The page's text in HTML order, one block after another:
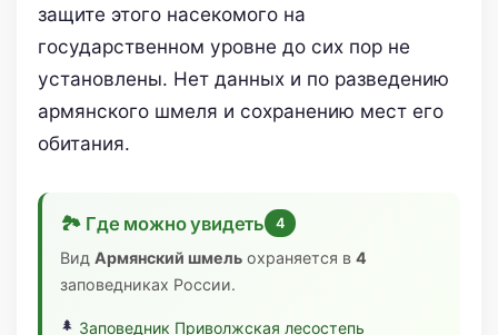
защите этого насекомого на
государственном уровне до сих пор не
установлены. Нет данных и по разведению
армянского шмеля и сохранению мест его
обитания.
🏞 Где можно увидеть 4
ВидАрмянский шмель охраняется в4
заповедниках России.
Заповедник Приволжская лесостепь